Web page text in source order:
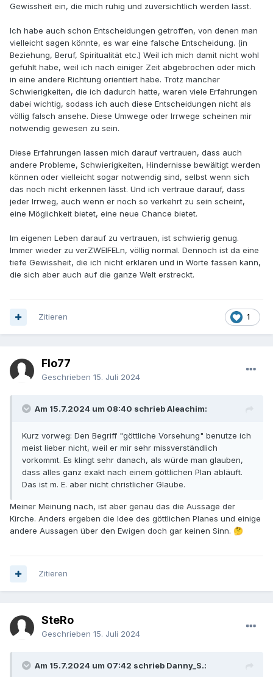
Gewissheit ein, die mich ruhig und zuversichtlich werden lässt.
Ich habe auch schon Entscheidungen getroffen, von denen man
vielleicht sagen könnte, es war eine falsche Entscheidung. (in
Beziehung, Beruf, Spiritualität etc.) Weil ich mich damit nicht wohl
gefühlt habe, weil ich nach einiger Zeit abgebrochen oder mich
in eine andere Richtung orientiert habe. Trotz mancher
Schwierigkeiten, die ich dadurch hatte, waren viele Erfahrungen
dabei wichtig, sodass ich auch diese Entscheidungen nicht als
völlig falsch ansehe. Diese Umwege oder Irrwege scheinen mir
notwendig gewesen zu sein.
Diese Erfahrungen lassen mich darauf vertrauen, dass auch
andere Probleme, Schwierigkeiten, Hindernisse bewältigt werden
können oder vielleicht sogar notwendig sind, selbst wenn sich
das noch nicht erkennen lässt. Und ich vertraue darauf, dass
jeder Irrweg, auch wenn er noch so verkehrt zu sein scheint,
eine Möglichkeit bietet, eine neue Chance bietet.
Im eigenen Leben darauf zu vertrauen, ist schwierig genug.
Immer wieder zu verZWEIFELn, völlig normal. Dennoch ist da eine
tiefe Gewissheit, die ich nicht erklären und in Worte fassen kann,
die sich aber auch auf die ganze Welt erstreckt.
1
Zitieren
Flo77
Geschrieben 15. Juli 2024
Am 15.7.2024 um 08:40 schrieb Aleachim:
Kurz vorweg: Den Begriff "göttliche Vorsehung" benutze ich
meist lieber nicht, weil er mir sehr missverständlich
vorkommt. Es klingt sehr danach, als würde man glauben,
dass alles ganz exakt nach einem göttlichen Plan abläuft.
Das ist m. E. aber nicht christlicher Glaube.
Meiner Meinung nach, ist aber genau das die Aussage der
Kirche. Anders ergeben die Idee des göttlichen Planes und einige
andere Aussagen über den Ewigen doch gar keinen Sinn. 🤔
Zitieren
SteRo
Geschrieben 15. Juli 2024
Am 15.7.2024 um 07:42 schrieb Danny_S.: